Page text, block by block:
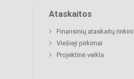
Ataskaitos
Finansinių ataskaitų
Viešieji pirkimai
Projektinė veikla